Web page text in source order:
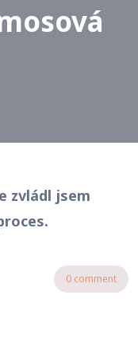
zvládl jsem
0 comment